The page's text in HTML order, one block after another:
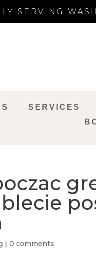
SERVING
SERVICES
|0 comments